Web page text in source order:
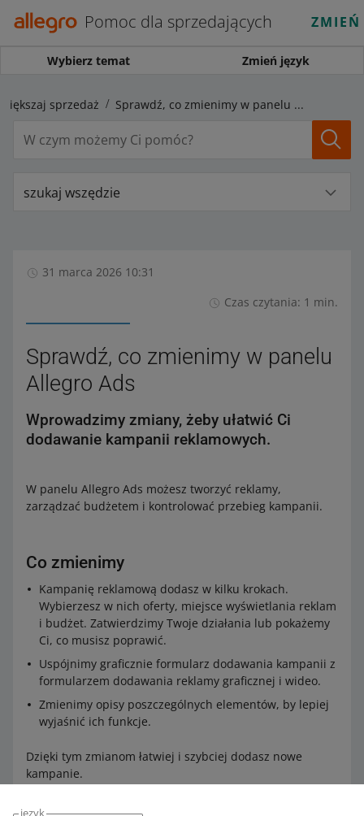
język
Pomoc dla sprzedających
Wybierz temat Zmień język
sprzedaż Sprawdź, co zmienimy w panelu Allegro Ads
szukaj wszędzie
31 marca 2026 10:31
Czas czytania: 1 min.
Sprawdź, co zmienimy w panelu
Allegro Ads
Wprowadzimy zmiany, żeby ułatwić Ci
dodawanie kampanii reklamowych.
W panelu Allegro Ads możesz tworzyć reklamy,
zarządzać budżetem i kontrolować przebieg kampanii.
Co zmienimy
Kampanię reklamową dodasz w kilku krokach.
Wybierzesz w nich oferty, miejsce wyświetlania reklam
i budżet. Zatwierdzimy Twoje działania lub pokażemy
Ci, co musisz poprawić.
Uspójnimy graficznie formularz dodawania kampanii z
formularzem dodawania reklamy graficznej i wideo.
Zmienimy opisy poszczególnych elementów, by lepiej
wyjaśnić ich funkcje.
Dzięki tym zmianom łatwiej i szybciej dodasz nowe
kampanie.